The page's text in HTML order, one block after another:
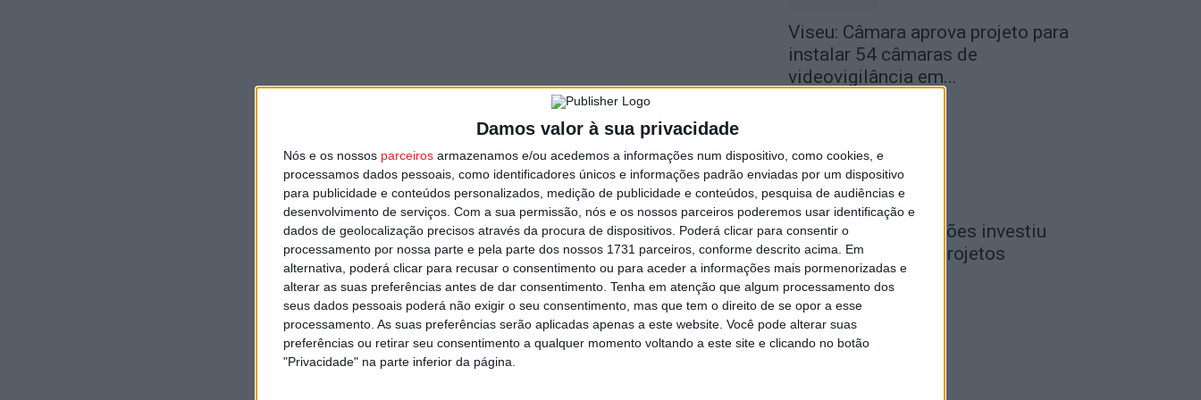
Damos valor à sua privacidade
Nós e os nossos parceiros armazenamos e/ou acedemos a informações num dispositivo, como cookies, e
processamos dados pessoais, como identificadores únicos e informações padrão enviadas por um dispositivo
para publicidade e conteúdos personalizados, medição de publicidade e conteúdos, pesquisa de audiências e
desenvolvimento de serviços. Com a sua permissão, nós e os nossos parceiros poderemos usar identificação e
dados de geolocalização precisos através da procura de dispositivos. Poderá clicar para consentir o
processamento por nossa parte e pela parte dos nossos 1731 parceiros, conforme descrito acima. Em
alternativa, poderá clicar para recusar o consentimento ou para aceder a informações mais pormenorizadas e
alterar as suas preferências antes de dar consentimento. Tenha em atenção que algum processamento dos
seus dados pessoais poderá não exigir o seu consentimento, mas que tem o direito de se opor a esse
processamento. As suas preferências serão aplicadas apenas a este website. Você pode alterar suas
preferências ou retirar seu consentimento a qualquer momento voltando a este site e clicando no botão
"Privacidade" na parte inferior da página.
Viseu: Câmara aprova projeto para
instalar 54 câmaras de
videovigilância em...
Viseu: CIM Dão Lafões investiu
350 mil euros em projetos
educativos...